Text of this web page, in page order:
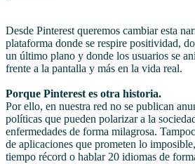
Desde Pinterest queremos cambiar esta
plataforma donde se respire positividad,
un último plano y donde los usuarios se
frente a la pantalla y más en la vida real.
Porque Pinterest es otra historia.
Por ello, en nuestra red no se publican
políticas que pueden polarizar a la
enfermedades de forma milagrosa.
de aplicaciones que prometen lo
tiempo récord o hablar 20 idiomas de